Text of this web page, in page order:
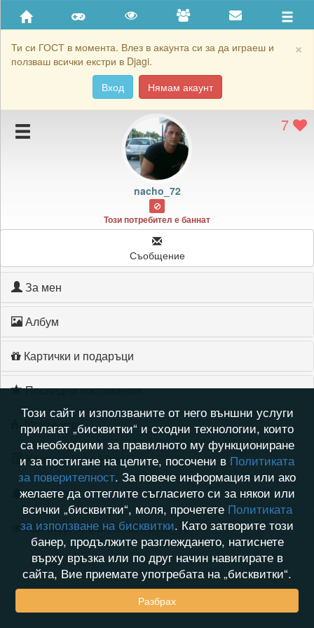
×
Ти си ГОСТ в момента. Влез в акаунта си за да играеш и
ползваш всички екстри в Djagi.
Вход
Нямам акаунт
Приятели
Хронология на игри
Подаръците на nacho_72
Картичките на nacho_72
7
nacho_72
Този потребител е баннат
Съобщение
За мен
Албум
Картички и подаръци
Последни постижения
Моите игри
Хронология на игри
Активност
Кой видя профила на nacho_72
Този сайт и използваните от него външни услуги
прилагат „бисквитки“ и сходни технологии, които
са необходими за правилното му функциониране
и за постигане на целите, посочени в Политиката
за поверителност. За повече информация или ако
желаете да оттеглите съгласието си за някои или
всички „бисквитки“, моля, прочетете Политиката
за използване на бисквитки. Като затворите този
банер, продължите разглеждането, натиснете
върху връзка или по друг начин навигирате в
сайта, Вие приемате употребата на „бисквитки“.
Разбрах